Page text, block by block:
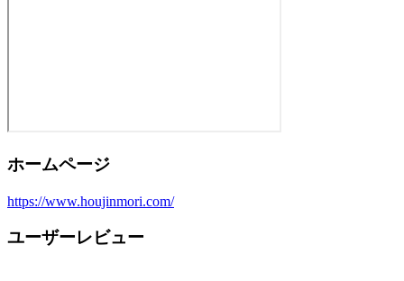
ホームページ
https://www.houjinmori.com/
ユーザーレビュー